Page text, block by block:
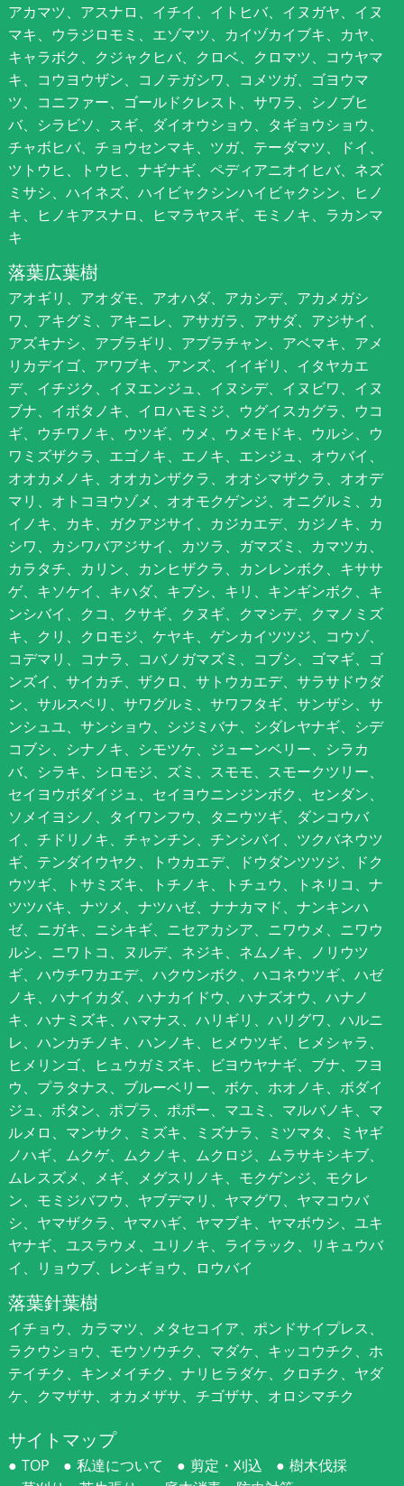
アカマツ、アスナロ、イチイ、イトヒバ、イヌガヤ、イヌ
マキ、ウラジロモミ、エゾマツ、カイヅカイブキ、カヤ、
キャラボク、クジャクヒバ、クロベ、クロマツ、コウヤマ
キ、コウヨウザン、コノテガシワ、コメツガ、ゴヨウマ
ツ、コニファー、ゴールドクレスト、サワラ、シノブヒ
バ、シラビソ、スギ、ダイオウショウ、タギョウショウ、
チャボヒバ、チョウセンマキ、ツガ、テーダマツ、ドイ、
ツトウヒ、トウヒ、ナギナギ、ペディアニオイヒバ、ネズ
ミサシ、ハイネズ、ハイビャクシンハイビャクシン、ヒノ
キ、ヒノキアスナロ、ヒマラヤスギ、モミノキ、ラカンマ
キ
落葉広葉樹
アオギリ、アオダモ、アオハダ、アカシデ、アカメガシ
ワ、アキグミ、アキニレ、アサガラ、アサダ、アジサイ、
アズキナシ、アブラギリ、アブラチャン、アベマキ、アメ
リカデイゴ、アワブキ、アンズ、イイギリ、イタヤカエ
デ、イチジク、イヌエンジュ、イヌシデ、イヌビワ、イヌ
ブナ、イボタノキ、イロハモミジ、ウグイスカグラ、ウコ
ギ、ウチワノキ、ウツギ、ウメ、ウメモドキ、ウルシ、ウ
ワミズザクラ、エゴノキ、エノキ、エンジュ、オウバイ、
オオカメノキ、オオカンザクラ、オオシマザクラ、オオデ
マリ、オトコヨウゾメ、オオモクゲンジ、オニグルミ、カ
イノキ、カキ、ガクアジサイ、カジカエデ、カジノキ、カ
シワ、カシワバアジサイ、カツラ、ガマズミ、カマツカ、
カラタチ、カリン、カンヒザクラ、カンレンボク、キササ
ゲ、キソケイ、キハダ、キブシ、キリ、キンギンボク、キ
ンシバイ、クコ、クサギ、クヌギ、クマシデ、クマノミズ
キ、クリ、クロモジ、ケヤキ、ゲンカイツツジ、コウゾ、
コデマリ、コナラ、コバノガマズミ、コブシ、ゴマギ、ゴ
ンズイ、サイカチ、ザクロ、サトウカエデ、サラサドウダ
ン、サルスベリ、サワグルミ、サワフタギ、サンザシ、サ
ンシュユ、サンショウ、シジミバナ、シダレヤナギ、シデ
コブシ、シナノキ、シモツケ、ジューンベリー、シラカ
バ、シラキ、シロモジ、ズミ、スモモ、スモークツリー、
セイヨウボダイジュ、セイヨウニンジンボク、センダン、
ソメイヨシノ、タイワンフウ、タニウツギ、ダンコウバ
イ、チドリノキ、チャンチン、チンシバイ、ツクバネウツ
ギ、テンダイウヤク、トウカエデ、ドウダンツツジ、ドク
ウツギ、トサミズキ、トチノキ、トチュウ、トネリコ、ナ
ツツバキ、ナツメ、ナツハゼ、ナナカマド、ナンキンハ
ゼ、ニガキ、ニシキギ、ニセアカシア、ニワウメ、ニワウ
ルシ、ニワトコ、ヌルデ、ネジキ、ネムノキ、ノリウツ
ギ、ハウチワカエデ、ハクウンボク、ハコネウツギ、ハゼ
ノキ、ハナイカダ、ハナカイドウ、ハナズオウ、ハナノ
キ、ハナミズキ、ハマナス、ハリギリ、ハリグワ、ハルニ
レ、ハンカチノキ、ハンノキ、ヒメウツギ、ヒメシャラ、
ヒメリンゴ、ヒュウガミズキ、ビヨウヤナギ、ブナ、フヨ
ウ、プラタナス、ブルーベリー、ボケ、ホオノキ、ボダイ
ジュ、ボタン、ポプラ、ポポー、マユミ、マルバノキ、マ
ルメロ、マンサク、ミズキ、ミズナラ、ミツマタ、ミヤギ
ノハギ、ムクゲ、ムクノキ、ムクロジ、ムラサキシキブ、
ムレスズメ、メギ、メグスリノキ、モクゲンジ、モクレ
ン、モミジバフウ、ヤブデマリ、ヤマグワ、ヤマコウバ
シ、ヤマザクラ、ヤマハギ、ヤマブキ、ヤマボウシ、ユキ
ヤナギ、ユスラウメ、ユリノキ、ライラック、リキュウバ
イ、リョウブ、レンギョウ、ロウバイ
落葉針葉樹
イチョウ、カラマツ、メタセコイア、ポンドサイプレス、
ラクウショウ、モウソウチク、マダケ、キッコウチク、ホ
テイチク、キンメイチク、ナリヒラダケ、クロチク、ヤダ
ケ、クマザサ、オカメザサ、チゴザサ、オロシマチク
サイトマップ
TOP 私達について 剪定・刈込
樹木伐採